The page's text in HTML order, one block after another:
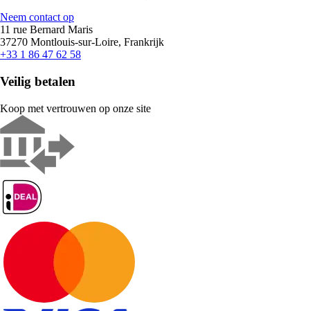
Neem contact op
11 rue Bernard Maris
37270 Montlouis-sur-Loire, Frankrijk
+33 1 86 47 62 58
Veilig betalen
Koop met vertrouwen op onze site